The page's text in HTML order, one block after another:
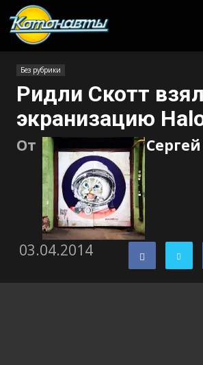
Без рубрики
Ридли Скотт
экранизацию
От
03.04.2014